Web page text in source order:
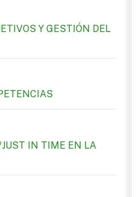
Y GESTIÓN DEL
IN TIME EN LA